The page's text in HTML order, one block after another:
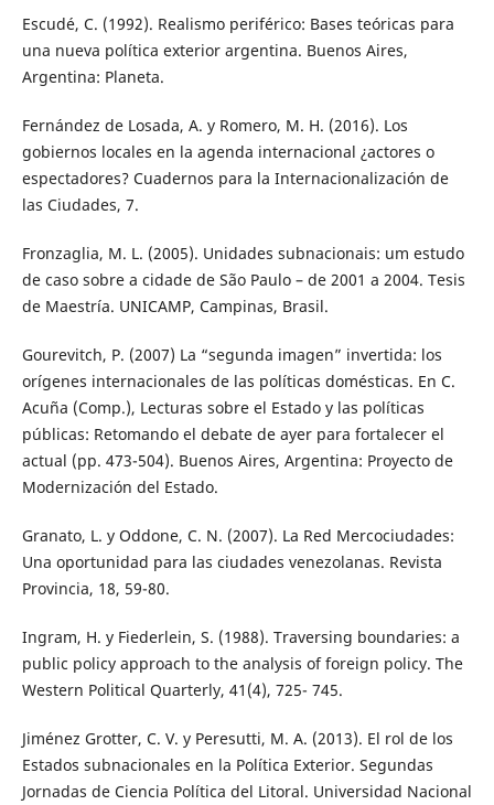
Escudé, C. (1992). Realismo periférico: Bases teóricas para
una nueva política exterior argentina. Buenos Aires,
Argentina: Planeta.
Fernández de Losada, A. y Romero, M. H. (2016). Los
gobiernos locales en la agenda internacional ¿actores o
espectadores? Cuadernos para la Internacionalización de
las Ciudades, 7.
Fronzaglia, M. L. (2005). Unidades subnacionais: um estudo
de caso sobre a cidade de São Paulo – de 2001 a 2004. Tesis
de Maestría. UNICAMP, Campinas, Brasil.
Gourevitch, P. (2007) La “segunda imagen” invertida: los
orígenes internacionales de las políticas domésticas. En C.
Acuña (Comp.), Lecturas sobre el Estado y las políticas
públicas: Retomando el debate de ayer para fortalecer el
actual (pp. 473-504). Buenos Aires, Argentina: Proyecto de
Modernización del Estado.
Granato, L. y Oddone, C. N. (2007). La Red Mercociudades:
Una oportunidad para las ciudades venezolanas. Revista
Provincia, 18, 59-80.
Ingram, H. y Fiederlein, S. (1988). Traversing boundaries: a
public policy approach to the analysis of foreign policy. The
Western Political Quarterly, 41(4), 725- 745.
Jiménez Grotter, C. V. y Peresutti, M. A. (2013). El rol de los
Estados subnacionales en la Política Exterior. Segundas
Jornadas de Ciencia Política del Litoral. Universidad Nacional